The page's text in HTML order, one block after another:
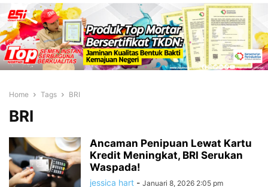
Home Tags BRI
BRI
Ancaman Penipuan Lewat Kartu
Kredit Meningkat, BRI Serukan
Waspada!
jessica hart - Januari 8, 2026 2:05 pm